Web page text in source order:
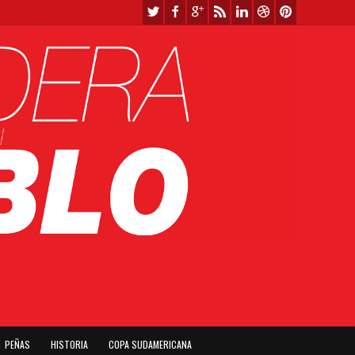
PEÑAS HISTORIA COPA SUDAMERICANA